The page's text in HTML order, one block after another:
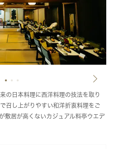
の日本料理に西洋料理の技法を取り
召し上がりやすい和洋折衷料理をご
敷居が高くないカジュアル料亭ウエデ